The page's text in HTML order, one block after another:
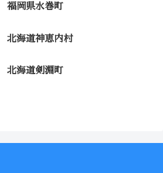
福岡県水巻町
北海道神恵内村
北海道剣淵町